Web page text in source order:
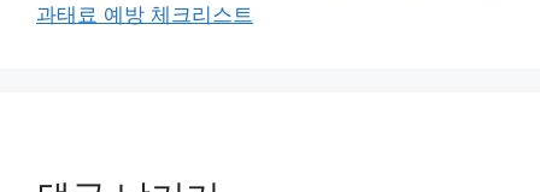
과태료 예방 체크리스트